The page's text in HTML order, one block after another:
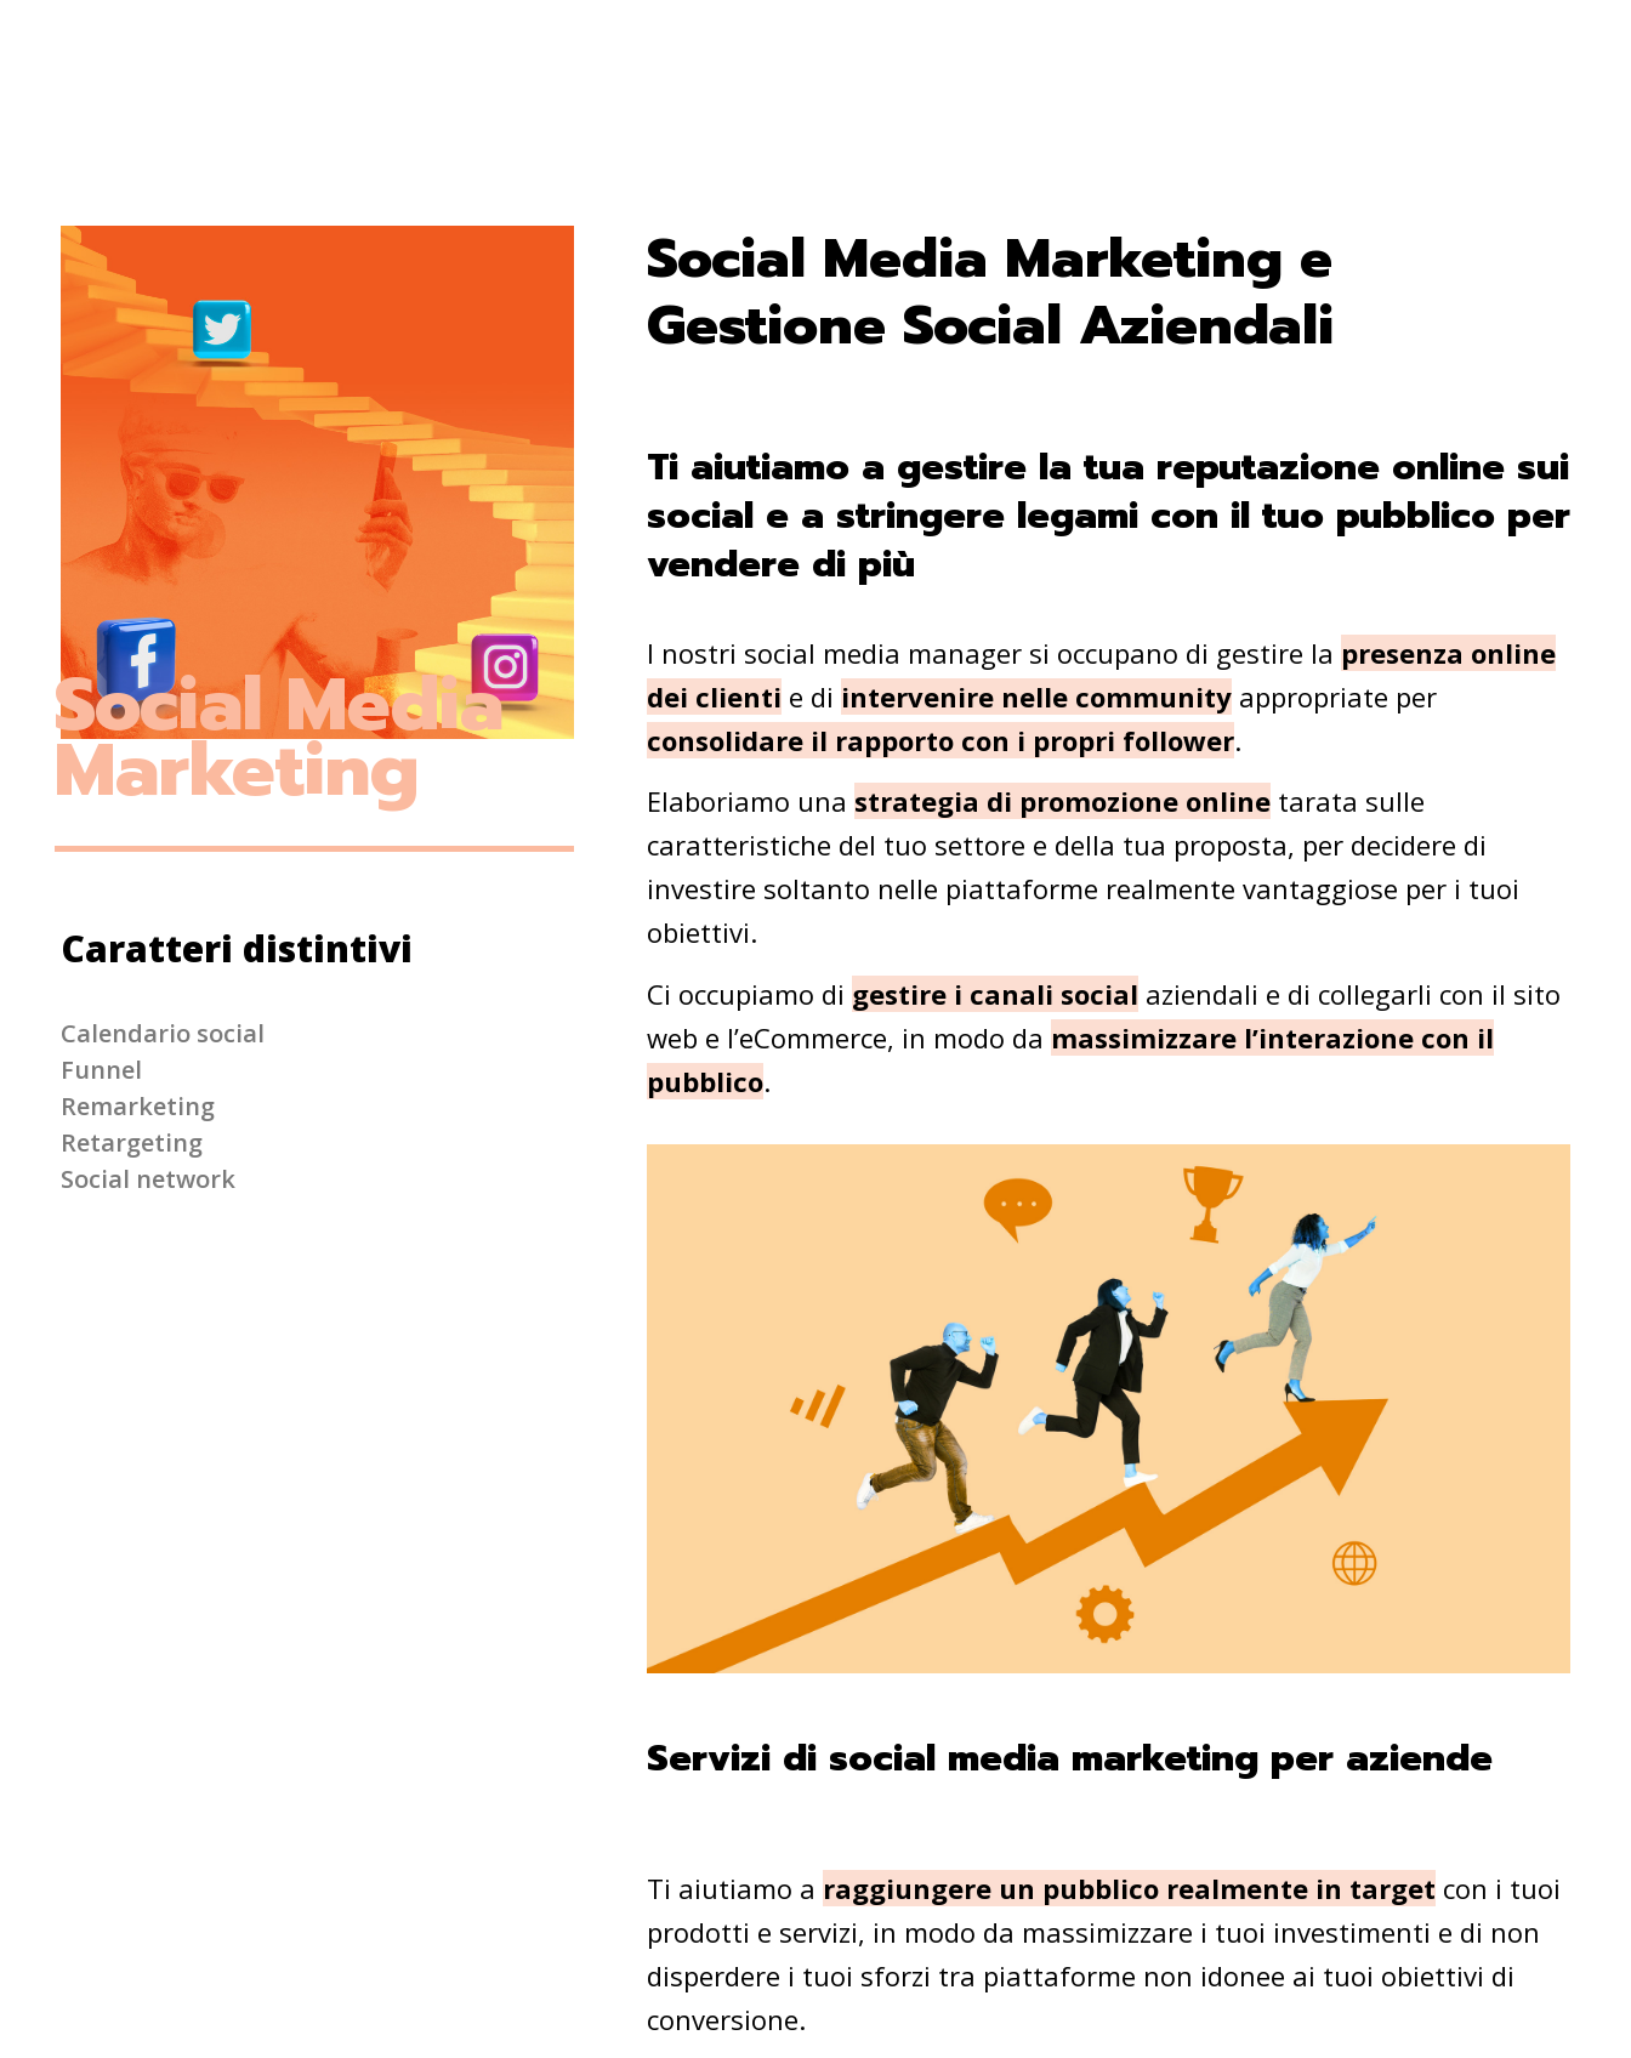
Social Media
Marketing
Caratteri distintivi
Calendario social
Funnel
Remarketing
Retargeting
Social network
Social Media Marketing e
Gestione Social Aziendali
Ti aiutiamo a gestire la tua reputazione online sui
social e a stringere legami con il tuo pubblico per
vendere di più
I nostri social media manager si occupano di gestire la presenza online
dei clienti e di intervenire nelle communityappropriate per
consolidare il rapporto con i propri follower.
Elaboriamo una strategia di promozione onlinetarata sulle
caratteristiche del tuo settore e della tua proposta, per decidere di
investire soltanto nelle piattaforme realmente vantaggiose per i tuoi
obiettivi.
Ci occupiamo di gestire i canali social aziendali e di collegarli con il sito
web e l’eCommerce, in modo da massimizzare l’interazione con il
pubblico.
Servizi di social media marketing per aziende
Ti aiutiamo a raggiungere un pubblico realmente in target con i tuoi
prodotti e servizi, in modo da massimizzare i tuoi investimenti e di non
disperdere i tuoi sforzi tra piattaforme non idonee ai tuoi obiettivi di
conversione.